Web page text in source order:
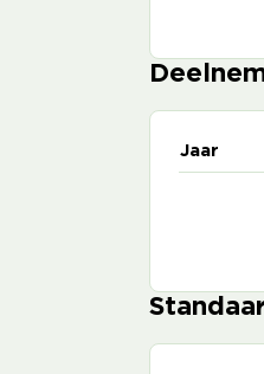
Jaar